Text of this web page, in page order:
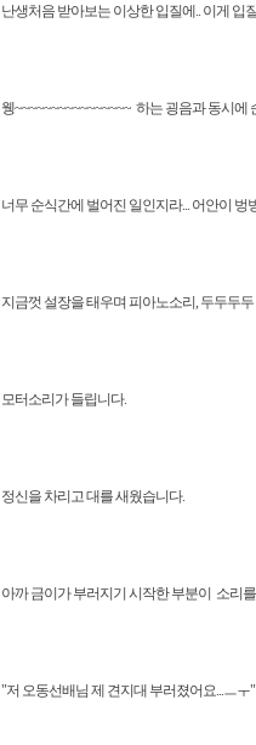
난생처음 받아보는 이상한 입질에.. 이게 입
웽~~~~~~~~~~~~~~~~ 하는 굉음과 동시
너무 순식간에 벌어진 일인지라... 어안이 벙
지금껏 설장을 태우며 피아노소리, 두두두
모터소리가 들립니다.
정신을 차리고 대를 새웠습니다.
아까 금이가 부러지기 시작한 부분이 소리
"저 오동선배님 제 견지대 부러졌어요...ㅡㅜ"